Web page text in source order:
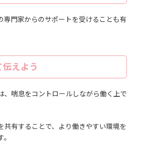
専門家からのサポートを受けることも有
えよう
、喘息をコントロールしながら働く上で
共有することで、より働きやすい環境を